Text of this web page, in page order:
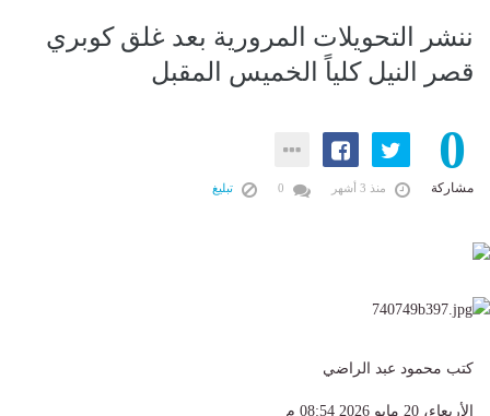
ننشر التحويلات المرورية بعد غلق كوبري
قصر النيل كلياً الخميس المقبل
0
مشاركة منذ 3 أشهر تبليغ
كتب محمود عبد الراضي
الأربعاء، 20 مايو 2026 08:54 م